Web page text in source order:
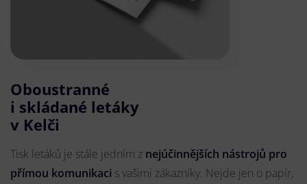
Oboustranné
i skládané letáky
v Kelči
Tisk letáků je stále jedním z nejúčinnějších nástrojů pro
přímou komunikaci s vašimi zákazníky. Nejde jen o papír,